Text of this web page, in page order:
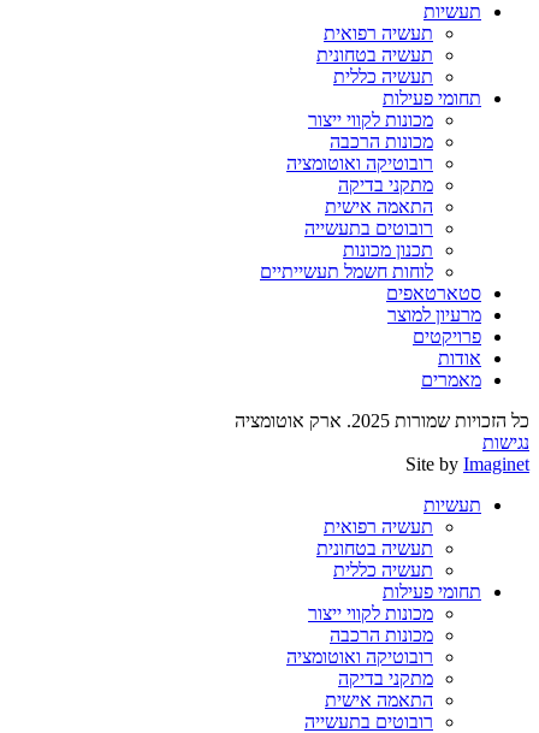
תעשיות
תעשיה רפואית
תעשיה בטחונית
תעשיה כללית
תחומי פעילות
מכונות לקווי ייצור
מכונות הרכבה
רובוטיקה ואוטומציה
מתקני בדיקה
התאמה אישית
רובוטים בתעשייה
תכנון מכונות
לוחות חשמל תעשייתיים
סטארטאפים
מרעיון למוצר
פרויקטים
אודות
מאמרים
כל הזכויות שמורות 2025. ארק אוטומציה
נגישות
Site by Imaginet
תעשיות
תעשיה רפואית
תעשיה בטחונית
תעשיה כללית
תחומי פעילות
מכונות לקווי ייצור
מכונות הרכבה
רובוטיקה ואוטומציה
מתקני בדיקה
התאמה אישית
רובוטים בתעשייה